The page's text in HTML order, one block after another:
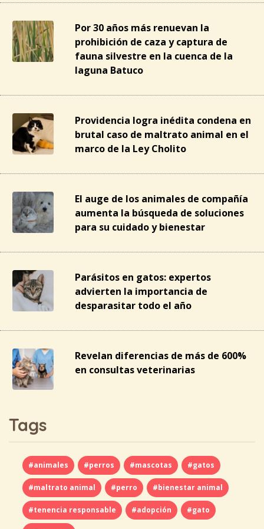
Por 30 años más renuevan la
prohibición de caza y captura de
fauna silvestre en la cuenca de la
laguna Batuco
Providencia logra inédita condena en
brutal caso de maltrato animal en el
marco de la Ley Cholito
El auge de los animales de compañía
aumenta la búsqueda de soluciones
para su cuidado y bienestar
Parásitos en gatos: expertos
advierten la importancia de
desparasitar todo el año
Revelan diferencias de más de 600%
en consultas veterinarias
Tags
#animales #perros #mascotas #gatos
#maltrato animal #perro #bienestar animal
#tenencia responsable #adopción #gato